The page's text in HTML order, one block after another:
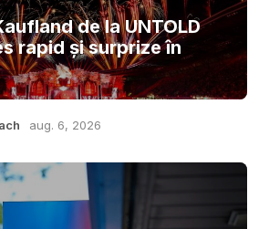
de la UNTOLD
rapid și surprize în
aug. 6, 2026